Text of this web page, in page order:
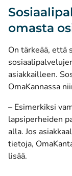
omasta
On tärkeää, että
asiakkailleen.
OmaKannassa
– Esimerkiksi
lapsiperheiden
alla. Jos
tietoja,
lisää.